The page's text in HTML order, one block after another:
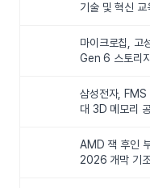
기술 및 혁신
마이크로칩, 고
Gen 6 스토리
삼성전자,
대 3D 메모리
AMD 잭 후인
2026 개막 기